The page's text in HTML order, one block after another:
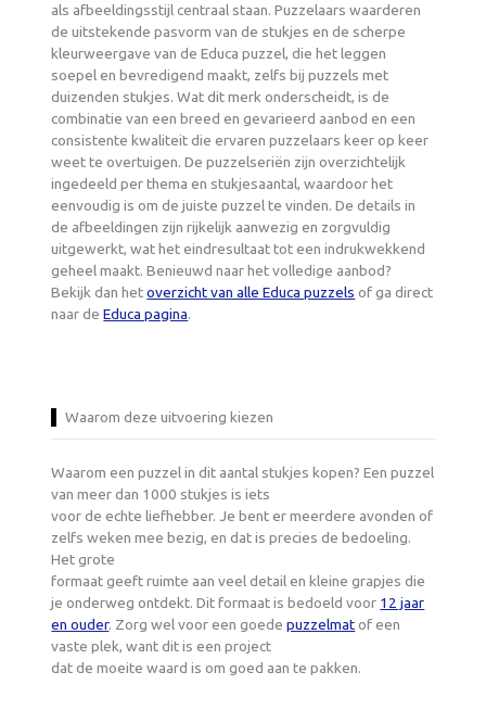
als afbeeldingsstijl centraal staan. Puzzelaars waarderen
de uitstekende pasvorm van de stukjes en de scherpe
kleurweergave van de Educa puzzel, die het leggen
soepel en bevredigend maakt, zelfs bij puzzels met
duizenden stukjes. Wat dit merk onderscheidt, is de
combinatie van een breed en gevarieerd aanbod en een
consistente kwaliteit die ervaren puzzelaars keer op keer
weet te overtuigen. De puzzelseriën zijn overzichtelijk
ingedeeld per thema en stukjesaantal, waardoor het
eenvoudig is om de juiste puzzel te vinden. De details in
de afbeeldingen zijn rijkelijk aanwezig en zorgvuldig
uitgewerkt, wat het eindresultaat tot een indrukwekkend
geheel maakt. Benieuwd naar het volledige aanbod?
Bekijk dan hetoverzicht van alle Educa puzzels of ga direct
naar deEduca pagina.
Waarom deze uitvoering kiezen
Waarom een puzzel in dit aantal stukjes kopen? Een puzzel
van meer dan 1000 stukjes is iets
voor de echte liefhebber. Je bent er meerdere avonden of
zelfs weken mee bezig, en dat is precies de bedoeling.
Het grote
formaat geeft ruimte aan veel detail en kleine grapjes die
je onderweg ontdekt. Dit formaat is bedoeld voor 12 jaar
en ouder. Zorg wel voor een goedepuzzelmatof een
vaste plek, want dit is een project
dat de moeite waard is om goed aan te pakken.